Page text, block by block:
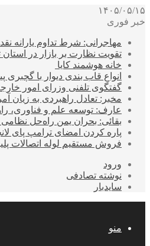
۱۴۰۵/۰۵/۱۵
خبر فوری
مهاجرانی: شرط تداوم یارانه
تقویت نظارت بر بازار در استان
خانه هوشمند کایا
انواع قاب بندی دیوار با
گفتگوی تلفنی وزرای امور
مخبر: تعادل راهبردی به زیان
عارف: توسعه علم و فناوری،
بقائی: بحران یمن راه‌حل نظامی
پاره کردن امضای ترامپ پای
فروش مستقیم لوله اتصالات
ورود
نوشته تصادفی
سایدبار
منو